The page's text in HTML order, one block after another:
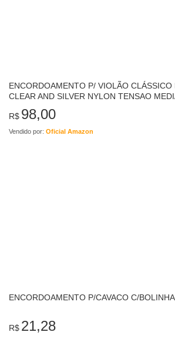
ENCORDOAMENTO P/ VIOLÃO CLÁSSICO
CLEAR AND SILVER NYLON TENSAO
R$ 98,00
Vendido por: Oficial Amazon
ENCORDOAMENTO P/CAVACO C/
R$ 21,28